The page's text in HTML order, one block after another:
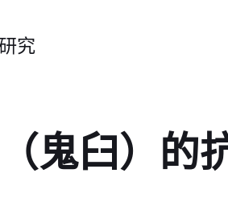
究
鬼臼）的